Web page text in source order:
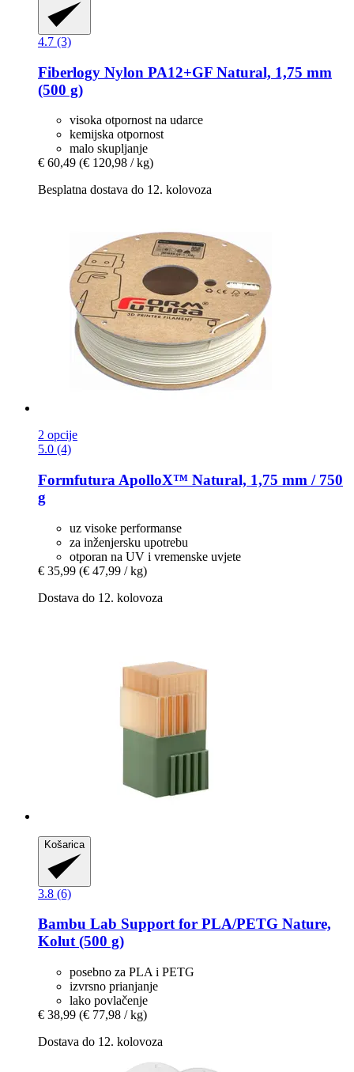
4.7 (3)
Fiberlogy Nylon PA12+GF Natural, 1,75 mm
(500 g)
visoka otpornost na udarce
kemijska otpornost
malo skupljanje
€ 60,49 (€ 120,98 / kg)
Besplatna dostava do 12. kolovoza
2 opcije
5.0 (4)
Formfutura ApolloX™ Natural, 1,75 mm / 750
g
uz visoke performanse
za inženjersku upotrebu
otporan na UV i vremenske uvjete
€ 35,99 (€ 47,99 / kg)
Dostava do 12. kolovoza
Košarica
3.8 (6)
Bambu Lab Support for PLA/PETG Nature,
Kolut (500 g)
posebno za PLA i PETG
izvrsno prianjanje
lako povlačenje
€ 38,99 (€ 77,98 / kg)
Dostava do 12. kolovoza